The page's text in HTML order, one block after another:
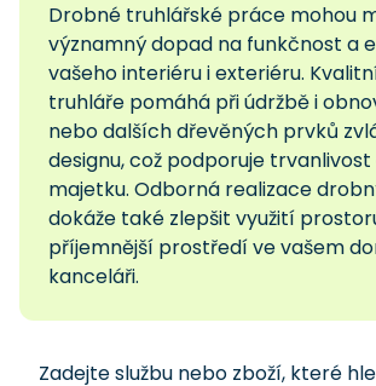
Drobné truhlářské práce mohou
významný dopad na funkčnost a
vašeho interiéru i exteriéru.
truhláře pomáhá při údržbě i
nebo dalších dřevěných prvků
designu, což podporuje
majetku. Odborná realizace
dokáže také zlepšit využití
příjemnější prostředí ve vašem
kanceláři.
Zadejte službu nebo zboží, které